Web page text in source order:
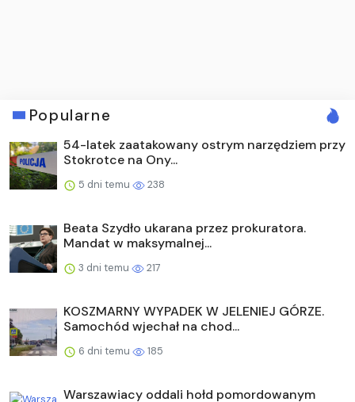
Popularne
54-latek zaatakowany ostrym narzędziem przy
Stokrotce na Ony...
5 dni temu 238
Beata Szydło ukarana przez prokuratora.
Mandat w maksymalnej...
3 dni temu 217
KOSZMARNY WYPADEK W JELENIEJ GÓRZE.
Samochód wjechał na chod...
6 dni temu 185
Warszawiacy oddali hołd pomordowanym